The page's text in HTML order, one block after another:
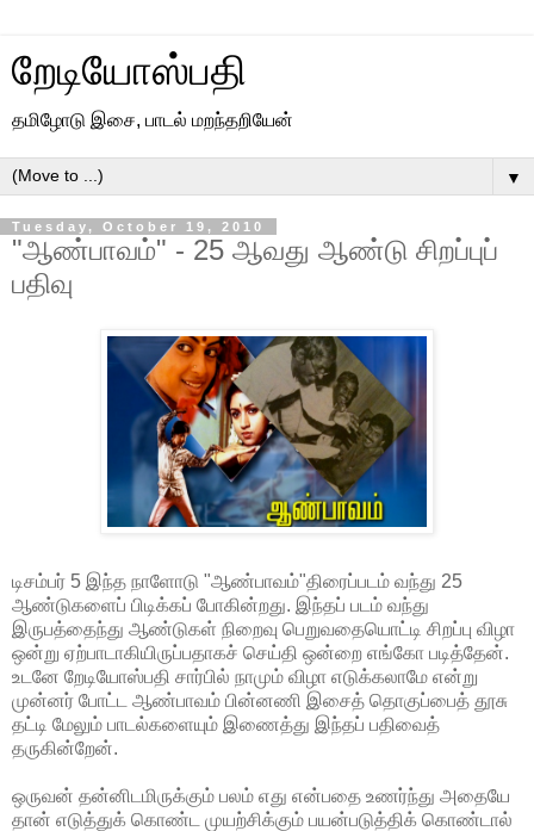
றேடியோஸ்பதி
தமிழோடு இசை, பாடல் மறந்தறியேன்
▼
Tuesday, October 19, 2010
"ஆண்பாவம்" - 25 ஆவது ஆண்டு சிறப்புப்
பதிவு
டிசம்பர் 5 இந்த நாளோடு "ஆண்பாவம்"திரைப்படம் வந்து 25
ஆண்டுகளைப் பிடிக்கப் போகின்றது. இந்தப் படம் வந்து
இருபத்தைந்து ஆண்டுகள் நிறைவு பெறுவதையொட்டி சிறப்பு விழா
ஒன்று ஏற்பாடாகியிருப்பதாகச் செய்தி ஒன்றை எங்கோ படித்தேன்.
உடனே றேடியோஸ்பதி சார்பில் நாமும் விழா எடுக்கலாமே என்று
முன்னர் போட்ட ஆண்பாவம் பின்னணி இசைத் தொகுப்பைத் தூசு
தட்டி மேலும் பாடல்களையும் இணைத்து இந்தப் பதிவைத்
தருகின்றேன்.
ஒருவன் தன்னிடமிருக்கும் பலம் எது என்பதை உணர்ந்து அதையே
தான் எடுத்துக் கொண்ட முயற்சிக்கும் பயன்படுத்திக் கொண்டால்